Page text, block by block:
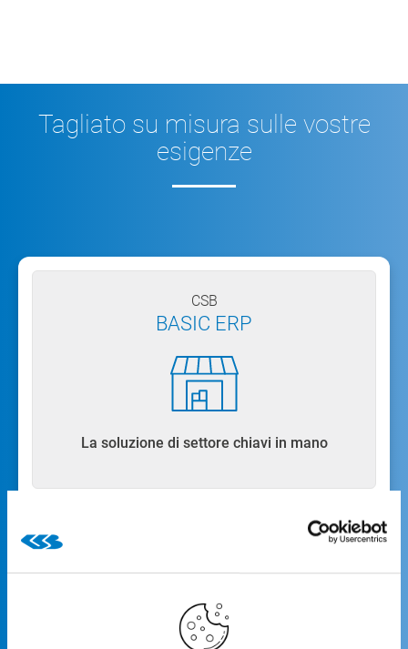
Tagliato su misura sulle vostre
esigenze
CSB
BASIC ERP
La soluzione di settore chiavi in mano
Rapido accesso ai processi aziendali centrali
Preconfigurato in modo specifico per il
Brevi tempi di implementazione